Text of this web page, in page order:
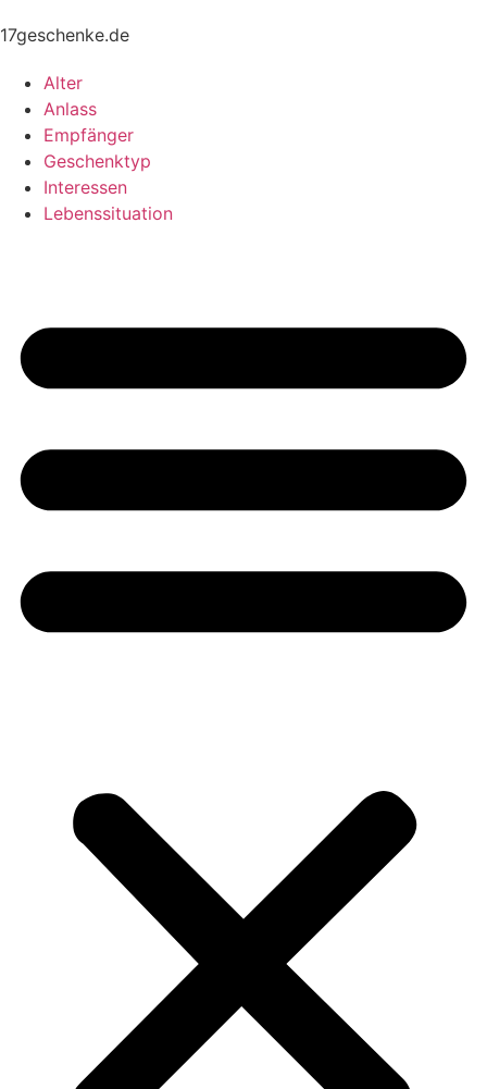
17geschenke.de
Alter
Anlass
Empfänger
Geschenktyp
Interessen
Lebenssituation